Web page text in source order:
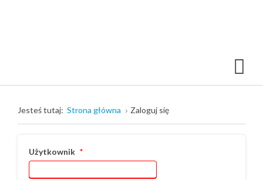
Jesteś tutaj: Strona główna Zaloguj się
Użytkownik *